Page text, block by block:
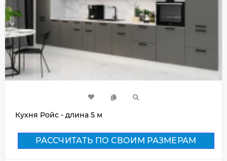
Кухня Ройс - длина 5 м
РАССЧИТАТЬ ПО СВОИМ РАЗМЕРАМ